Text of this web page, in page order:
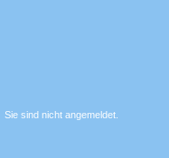
Sie sind nicht angemeldet.